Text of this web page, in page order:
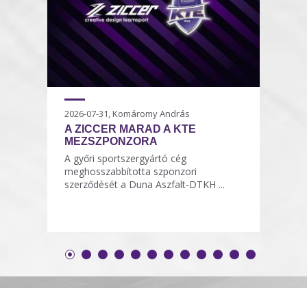
2026-07-31, Komáromy András
A ZICCER MARAD A KTE
MEZSZPONZORA
A győri sportszergyártó cég
meghosszabbította szponzori
szerződését a Duna Aszfalt-DTKH ...